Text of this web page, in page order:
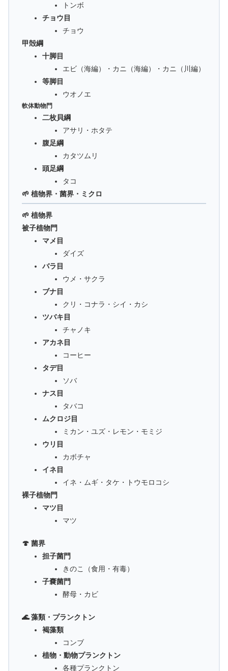
トンボ
チョウ目
チョウ
甲殻綱
十脚目
エビ（海編）・カニ（海編）・カニ（川編）
等脚目
ウオノエ
軟体動物門
二枚貝綱
アサリ・ホタテ
腹足綱
カタツムリ
頭足綱
タコ
🌱 植物界・菌界・ミクロ
🌱 植物界
被子植物門
マメ目
ダイズ
バラ目
ウメ・サクラ
ブナ目
クリ・コナラ・シイ・カシ
ツバキ目
チャノキ
アカネ目
コーヒー
タデ目
ソバ
ナス目
タバコ
ムクロジ目
ミカン・ユズ・レモン・モミジ
ウリ目
カボチャ
イネ目
イネ・ムギ・タケ・トウモロコシ
裸子植物門
マツ目
マツ
🍄 菌界
担子菌門
きのこ（食用・有毒）
子嚢菌門
酵母・カビ
🌊 藻類・プランクトン
褐藻類
コンブ
植物・動物プランクトン
各種プランクトン